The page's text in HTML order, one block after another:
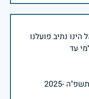
נתיב פועלנו
-2025